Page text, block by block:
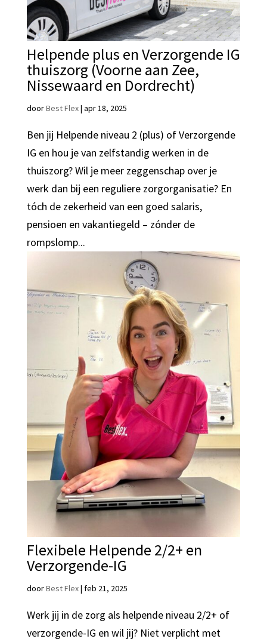
Helpende plus en Verzorgende IG
thuiszorg (Voorne aan Zee,
Nissewaard en Dordrecht)
doorBest Flex| apr 18, 2025
Ben jij Helpende niveau 2 (plus) of Verzorgende
IG en hou je van zelfstandig werken in de
thuiszorg? Wil je meer zeggenschap over je
werk dan bij een reguliere zorgorganisatie? En
tóch de zekerheid van een goed salaris,
pensioen en vakantiegeld – zónder de
rompslomp...
Flexibele Helpende 2/2+ en
Verzorgende-IG
doorBest Flex| feb 21, 2025
Werk jij in de zorg als helpende niveau 2/2+ of
verzorgende-IG en wil jij? Niet verplicht met